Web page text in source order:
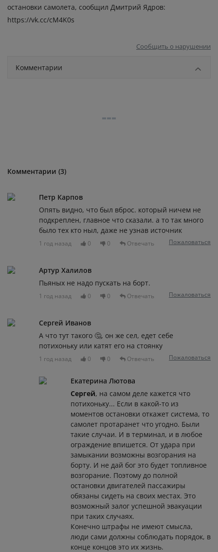
остановки самолета, сообщил Дмитрий Ядров:
https://vk.cc/cM4K0s
Сообщить о нарушении
Комментарии
Комментарии (3)
Петр Карпов
Опять видно, что был вброс. который ничем не
подкреплен, главное что сказали. а то так много
было тех кто ныл, даже не узнав источник
1 год назад 0 0 Отвечать Пожаловаться
Артур Халилов
Пьяных не надо пускать на борт.
1 год назад 0 0 Отвечать Пожаловаться
Сергей Иванов
А что тут такого 🤔, он же сел, едет себе
потихоньку или катят его на стоянку
1 год назад 0 0 Отвечать Пожаловаться
Екатерина Лютова
Сергей, на самом деле кажется что
потихоньку... Если в какой-то из
моментов остановки откажет система, то
самолет протаранет что угодно. Были
такие случаи. И в терминал, и в любое
ограждение впишется. От удара при
замыкании возможны возгорания на
борту. И не дай бог это будет топливное
возгорание. Поэтому до полной
остановки двигателей пассажиры
обязаны сидеть на своих местах. Это
возможный залог успешной эвакуации
при таких случаях.
Конечно штрафы не имеют смысла,
люди сами должны соблюдать порядок, в
конце концов это их жизнь.